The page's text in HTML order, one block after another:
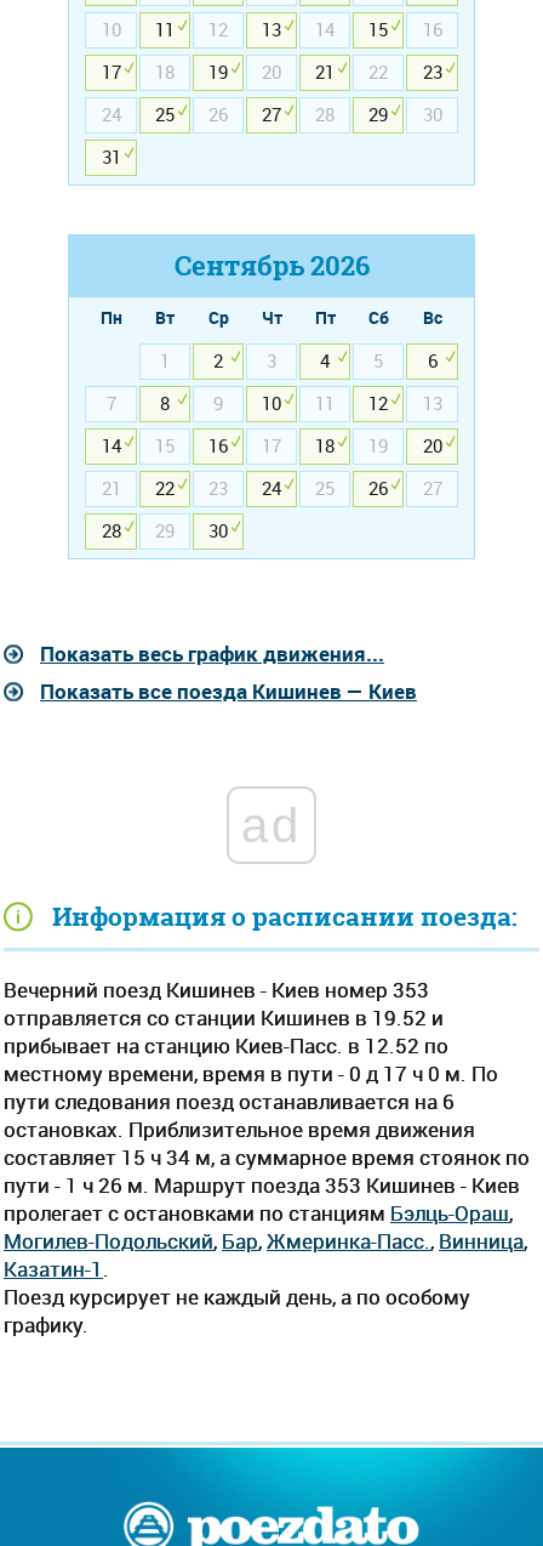
Информация о расписании поезда:
Вечерний поезд Кишинев - Киев номер 353
отправляется со станции Кишинев в 19.52 и
прибывает на станцию Киев-Пасс. в 12.52 по
местному времени, время в пути - 0 д 17 ч 0 м. По
пути следования поезд останавливается на 6
остановках. Приблизительное время движения
составляет 15 ч 34 м, а суммарное время стоянок по
пути - 1 ч 26 м. Маршрут поезда 353 Кишинев - Киев
пролегает c остановками по станциям Бэлць-Ораш,
Могилев-Подольский, Бар,Жмеринка-Пасс. , Винница,
Казатин-1
Поезд курсирует не каждый день, а по особому
графику.
10
11 12 13 14 15
16
17
18 19 20 21 22
23
24
25 26 27 28 29
30
31
Сентябрь2026
Пн Вт Ср Чт Пт Сб
Вс
1
2 3 4 5
6
7
8 9 10 11 12
13
14
15 16 17 18 19
20
21
22 23 24 25 26
27
28
29 30
Показать весь график движения...
Показать все поезда Кишинев — Киев
ad